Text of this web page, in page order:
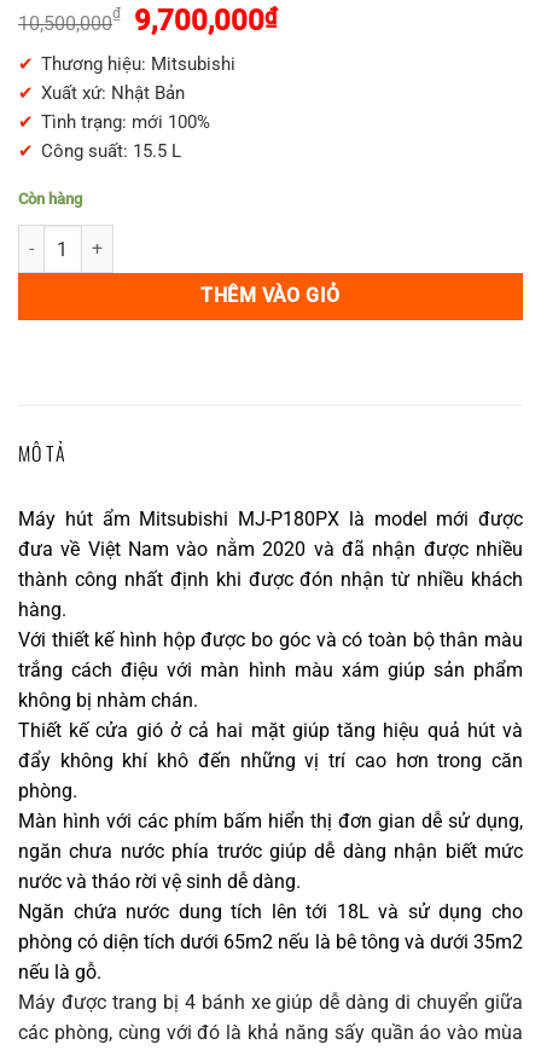
5.00trên 5
dựa trên
1
10,500,000₫
Giá
gốc
là:
10,500,000₫.
9,700,000₫Giá
Thương hiệu: Mitsubishi
Xuất xứ: Nhật Bản
Tình trạng: mới 100%
Công suất: 15.5 L
Còn hàng
Máy hút ẩm Mitsubishi MJ-P180PX dung tích 18l (2020) số lượng
THÊM VÀO GIỎ
MÔ TẢ
Máy hút ẩm Mitsubishi MJ-P180PX là model mới được
đưa về Việt Nam vào nằm 2020 và đã nhận được nhiều
thành công nhất định khi được đón nhận từ nhiều khách
hàng.
Với thiết kế hình hộp được bo góc và có toàn bộ thân màu
trắng cách điệu với màn hình màu xám giúp sản phẩm
không bị nhàm chán.
Thiết kế cửa gió ở cả hai mặt giúp tăng hiệu quả hút và
đẩy không khí khô đến những vị trí cao hơn trong căn
phòng.
Màn hình với các phím bấm hiển thị đơn gian dễ sử dụng,
ngăn chưa nước phía trước giúp dễ dàng nhận biết mức
nước và tháo rời vệ sinh dễ dàng.
Ngăn chứa nước dung tích lên tới 18L và sử dụng cho
phòng có diện tích dưới 65m2 nếu là bê tông và dưới 35m2
nếu là gỗ.
Máy được trang bị 4 bánh xe giúp dễ dàng di chuyển giữa
các phòng, cùng với đó là khả năng sấy quần áo vào mùa